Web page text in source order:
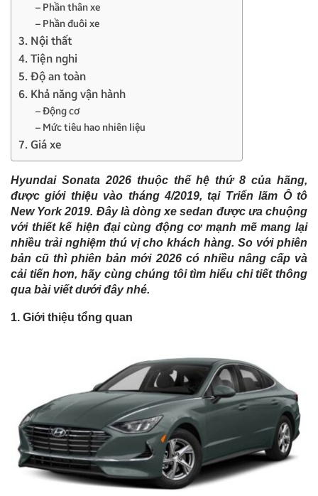
– Phần thân xe
– Phần đuôi xe
3. Nội thất
4. Tiện nghi
5. Độ an toàn
6. Khả năng vận hành
– Động cơ
– Mức tiêu hao nhiên liệu
7. Giá xe
Hyundai Sonata 2026 thuộc thế hệ thứ 8 của hãng,
được giới thiệu vào tháng 4/2019, tại Triển lãm Ô tô
New York 2019. Đây là dòng xe sedan được ưa chuộng
với thiết kế hiện đại cùng động cơ mạnh mẽ mang lại
nhiều trải nghiệm thú vị cho khách hàng. So với phiên
bản cũ thì phiên bản mới 2026 có nhiều nâng cấp và
cải tiến hơn, hãy cùng chúng tôi tìm hiểu chi tiết thông
qua bài viết dưới đây nhé.
1. Giới thiệu tổng quan